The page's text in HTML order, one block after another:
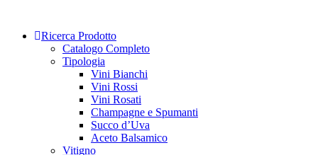
content Ricerca Prodotto
Catalogo Completo
Tipologia
Vini Bianchi
Vini Rossi
Vini Rosati
Champagne e Spumanti
Succo d’Uva
Aceto Balsamico
Vitigno